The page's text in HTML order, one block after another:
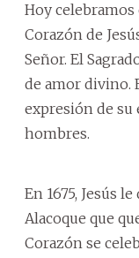
Hoy celebramos
Corazón de
Señor. El
de amor divino.
expresión de su
hombres.
En 1675, Jesús
Alacoque que
Corazón se